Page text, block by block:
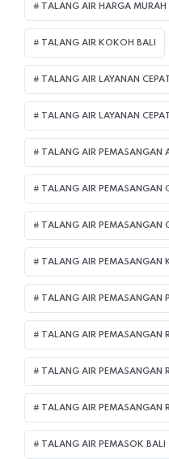
TALANG AIR HARGA MURAH
TALANG AIR KOKOH BALI
TALANG AIR LAYANAN
TALANG AIR LAYANAN
TALANG AIR PEMASANGAN
TALANG AIR PEMASANGAN
TALANG AIR PEMASANGAN
TALANG AIR PEMASANGAN
TALANG AIR PEMASANGAN
TALANG AIR PEMASANGAN
TALANG AIR PEMASANGAN
TALANG AIR PEMASANGAN
TALANG AIR PEMASOK BALI